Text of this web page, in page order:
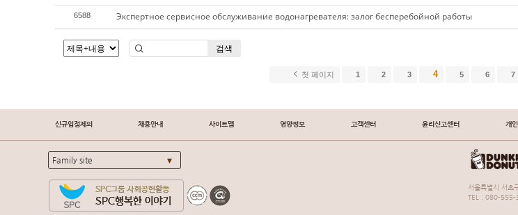
6588 Экспертное сервисное обслуживание водонагревателя: залог бесперебойной работы
검색
첫 페이지 1 2 3 4 5 6 7
신규입점제의 채용안내 사이트맵 영양정보 고객센터 윤리신고센터 개
Family site
서울특별시 서
TEL : 080-555-